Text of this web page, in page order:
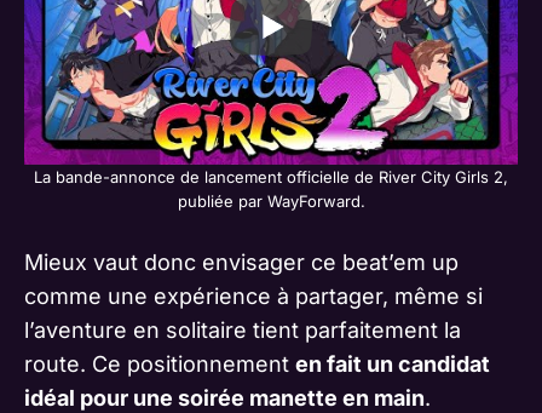
La bande-annonce de lancement officielle de River City Girls 2,
publiée par WayForward.
Mieux vaut donc envisager ce beat’em up
comme une expérience à partager, même si
l’aventure en solitaire tient parfaitement la
route. Ce positionnement en fait un candidat
idéal pour une soirée manette en main.